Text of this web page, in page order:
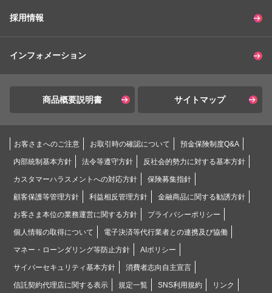
採用情報
インフォメーション
商品概要説明書 サイトマップ
お客さまへのご注意 お取引時の確認について 預金保険制度Q&A
内部統制基本方針 法令等遵守方針 反社会的勢力に対する基本方針
カスタマーハラスメントへの対応方針 保険募集指針
顧客保護等管理方針 利益相反管理方針 金融商品に関する勧誘方針
お客さま本位の業務運営に関する方針 プライバシーポリシー
個人情報の取得について 電子決済等代行業者との連携及び協働
マネー・ローンダリング等防止方針 AIポリシー
サイバーセキュリティ基本方針 消費者志向自主宣言
信託契約代理店に関する表示 規定一覧 SNS利用規約 リンク